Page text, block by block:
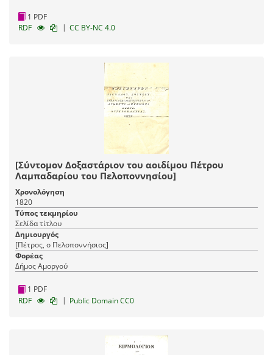
1 PDF
RDF
| CC BY-NC 4.0
[Σύντομον Δοξαστάριον του αοιδίμου Πέτρου
Λαμπαδαρίου του Πελοποννησίου]
Χρονολόγηση
1820
Τύπος τεκμηρίου
Σελίδα τίτλου
Δημιουργός
[Πέτρος, ο Πελοποννήσιος]
Φορέας
Δήμος Αμοργού
1 PDF
RDF
| Public Domain CC0